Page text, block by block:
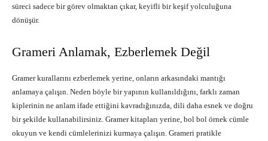
süreci sadece bir görev olmaktan çıkar, keyifli bir keşif yolculuğuna
dönüşür.
Grameri Anlamak, Ezberlemek Değil
Gramer kurallarını ezberlemek yerine, onların arkasındaki mantığı
anlamaya çalışın. Neden böyle bir yapının kullanıldığını, farklı zaman
kiplerinin ne anlam ifade ettiğini kavradığınızda, dili daha esnek ve doğru
bir şekilde kullanabilirsiniz. Gramer kitapları yerine, bol bol örnek cümle
okuyun ve kendi cümlelerinizi kurmaya çalışın. Grameri pratikle